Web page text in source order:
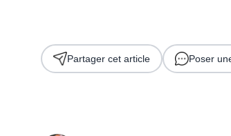
Partager cet article Poser